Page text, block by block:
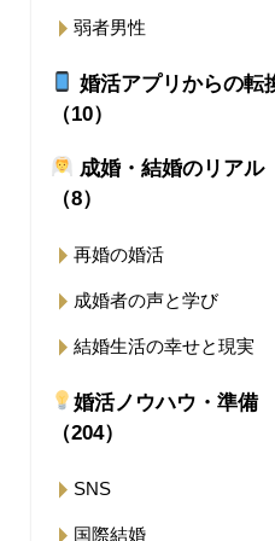
弱者男性
婚活アプリからの転
（10）
成婚・結婚のリアル
（8）
再婚の婚活
成婚者の声と学び
結婚生活の幸せと現実
婚活ノウハウ・準備
（204）
SNS
国際結婚